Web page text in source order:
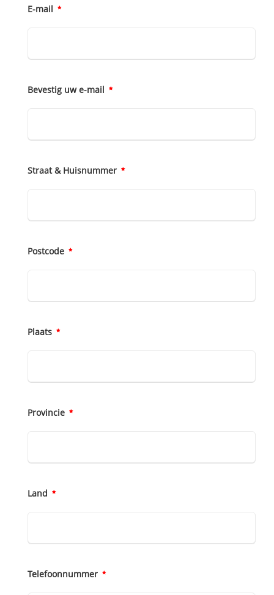
E-mail
Bevestig uw e-mail
Straat & Huisnummer
Postcode
Plaats
Provincie
Land
Telefoonnummer